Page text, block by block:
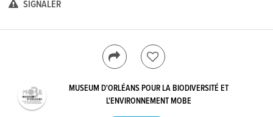
SIGNALER
MUSEUM D'ORLÉANS POUR LA BIODIVERSITÉ ET
L'ENVIRONNEMENT MOBE